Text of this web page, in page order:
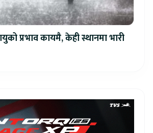
प्रभाव कायमै, केही स्थानमा भारी